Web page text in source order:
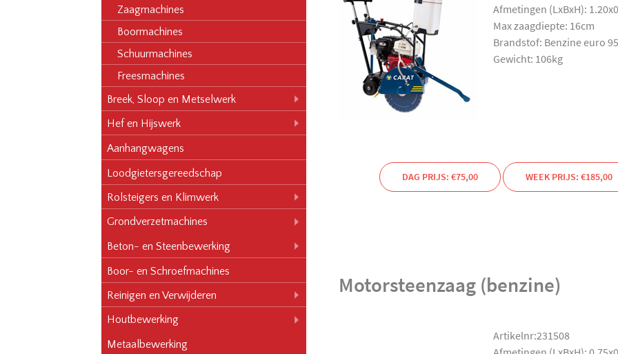
Zaagmachines
Boormachines
Schuurmachines
Freesmachines
Breek, Sloop en Metselwerk
Hef en Hijswerk
Aanhangwagens
Loodgietersgereedschap
Rolsteigers en Klimwerk
Grondverzetmachines
Beton- en Steenbewerking
Boor- en Schroefmachines
Reinigen en Verwijderen
Houtbewerking
Metaalbewerking
Afmetingen (LxBxH):
Max zaagdiepte: 16cm
Brandstof: Benzine euro 95
Gewicht: 106kg
DAG PRIJS: €75,00 WEEK PRIJS: €185,00
Motorsteenzaag (benzine)
Artikelnr:231508